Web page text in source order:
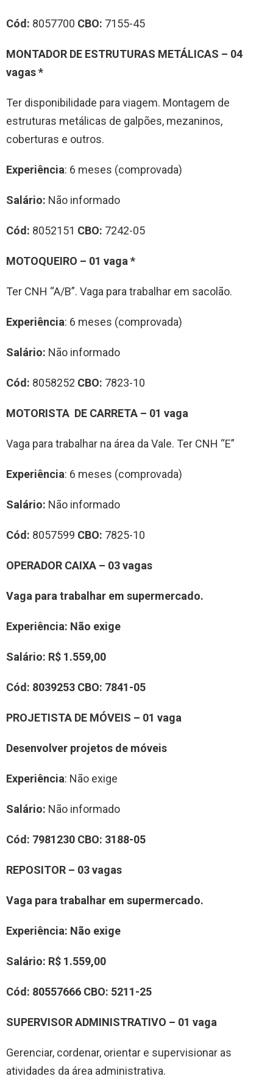
Cód: 8057700 CBO: 7155-45
MONTADOR DE ESTRUTURAS METÁLICAS – 04
vagas *
Ter disponibilidade para viagem. Montagem de
estruturas metálicas de galpões, mezaninos,
coberturas e outros.
Experiência: 6 meses (comprovada)
Salário: Não informado
Cód: 8052151 CBO: 7242-05
MOTOQUEIRO – 01 vaga *
Ter CNH “A/B”. Vaga para trabalhar em sacolão.
Experiência: 6 meses (comprovada)
Salário: Não informado
Cód: 8058252 CBO: 7823-10
MOTORISTA DE CARRETA – 01 vaga
Vaga para trabalhar na área da Vale. Ter CNH “E”
Experiência: 6 meses (comprovada)
Salário: Não informado
Cód: 8057599 CBO: 7825-10
OPERADOR CAIXA – 03 vagas
Vaga para trabalhar em supermercado.
Experiência: Não exige
Salário: R$ 1.559,00
Cód: 8039253 CBO: 7841-05
PROJETISTA DE MÓVEIS – 01 vaga
Desenvolver projetos de móveis
Experiência: Não exige
Salário: Não informado
Cód: 7981230 CBO: 3188-05
REPOSITOR – 03 vagas
Vaga para trabalhar em supermercado.
Experiência: Não exige
Salário: R$ 1.559,00
Cód: 80557666 CBO: 5211-25
SUPERVISOR ADMINISTRATIVO – 01 vaga
Gerenciar, cordenar, orientar e supervisionar as
atividades da área administrativa.